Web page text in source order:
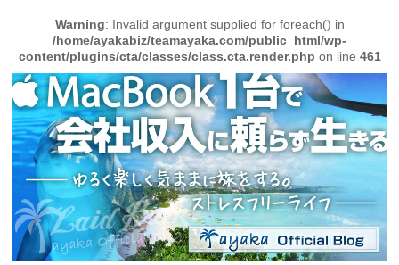
Warning: Invalid argument supplied for foreach() in
/home/ayakabiz/teamayaka.com/public_html/wp-
content/plugins/cta/classes/class.cta.render.php on line 461